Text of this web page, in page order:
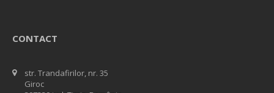
CONTACT
str. Trandafirilor, nr. 35
Giroc